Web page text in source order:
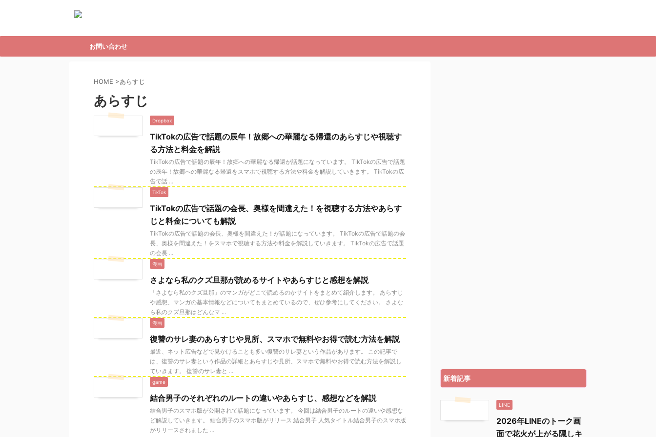
お問い合わせ
HOME >あらすじ
あらすじ
Dropbox
TikTokの広告で話題の辰年！故郷への華麗なる帰還のあらすじや視聴す
る方法と料金を解説
TikTokの広告で話題の辰年！故郷への華麗なる帰還が話題になっています。 TikTokの広告で話題
の辰年！故郷への華麗なる帰還をスマホで視聴する方法や料金を解説していきます。 TikTokの広
告で話 ...
TikTok
TikTokの広告で話題の会長、奥様を間違えた！を視聴する方法やあらす
じと料金についても解説
TikTokの広告で話題の会長、奥様を間違えた！が話題になっています。 TikTokの広告で話題の会
長、奥様を間違えた！をスマホで視聴する方法や料金を解説していきます。 TikTokの広告で話題
の会長 ...
漫画
さよなら私のクズ旦那が読めるサイトやあらすじと感想を解説
「さよなら私のクズ旦那」のマンガがどこで読めるのかサイトをまとめて紹介します。 あらすじ
や感想、マンガの基本情報などについてもまとめているので、ぜひ参考にしてください。 さよな
ら私のクズ旦那はどんなマ ...
漫画
復讐のサレ妻のあらすじや見所、スマホで無料やお得で読む方法を解説
最近、ネット広告などで見かけることも多い復讐のサレ妻という作品があります。 この記事で
は、復讐のサレ妻という作品の詳細とあらすじや見所、スマホで無料やお得で読む方法を解説し
ていきます。 復讐のサレ妻と ...
game
結合男子のそれぞれのルートの違いやあらすじ、感想などを解説
結合男子のスマホ版が公開されて話題になっています。 今回は結合男子のルートの違いや感想な
ど解説していきます。 結合男子のスマホ版がリリース 結合男子 人気タイトル結合男子のスマホ版
がリリースされました ...
新着記事
LINE
2026年LINEのトーク画
面で花火が上がる隠しキ